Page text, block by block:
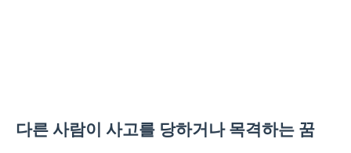
다른 사람이 사고를 당하거나 목격하는 꿈